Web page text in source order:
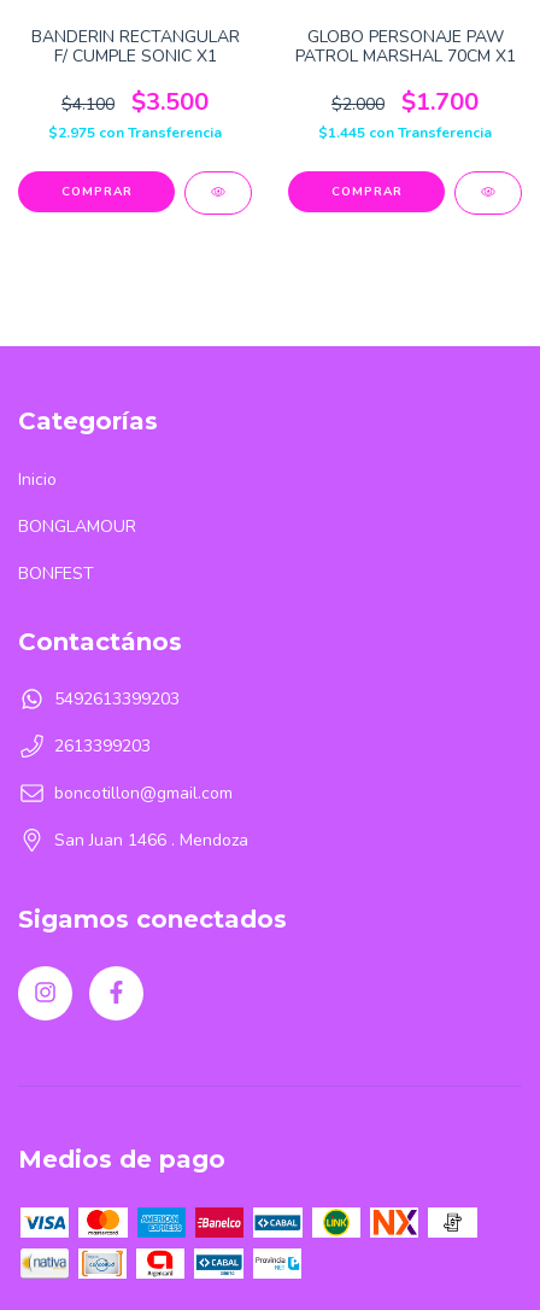
BANDERIN RECTANGULAR
F/ CUMPLE SONIC X1
$4.100 $3.500
$2.975 conTransferencia
GLOBO PERSONAJE PAW
PATROL MARSHAL 70CM X1
$2.000 $1.700
$1.445 conTransferencia
Categorías
Inicio
BONGLAMOUR
BONFEST
Contactános
5492613399203
2613399203
boncotillon@gmail.com
San Juan 1466 . Mendoza
Sigamos conectados
Medios de pago